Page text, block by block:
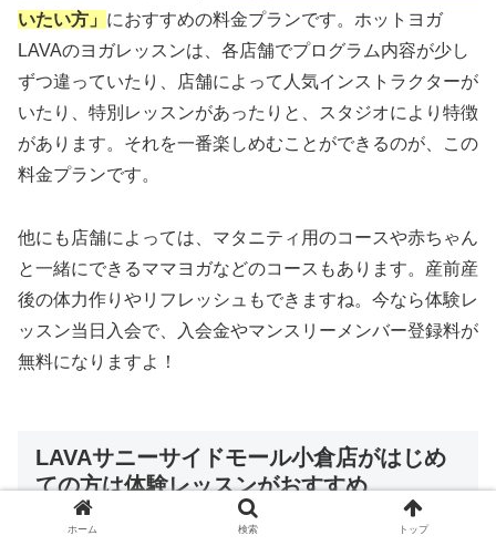
いたい方」 におすすめの料金プランです。ホットヨガ
LAVAのヨガレッスンは、各店舗でプログラム内容が少し
ずつ違っていたり、店舗によって人気インストラクターが
いたり、特別レッスンがあったりと、スタジオにより特徴
があります。それを一番楽しめむことができるのが、この
料金プランです。
他にも店舗によっては、マタニティ用のコースや赤ちゃん
と一緒にできるママヨガなどのコースもあります。産前産
後の体力作りやリフレッシュもできますね。今なら体験レ
ッスン当日入会で、入会金やマンスリーメンバー登録料が
無料になりますよ！
LAVAサニーサイドモール小倉店がはじめ
ての方は体験レッスンがおすすめ
ホーム 検索 トップ